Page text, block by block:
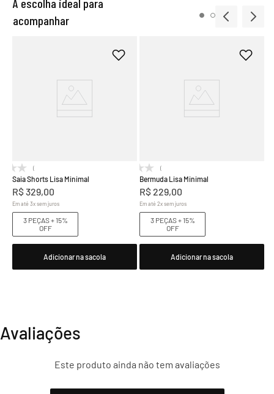
A escolha ideal para
acompanhar
(0)
Saia Shorts Lisa Minimal
R$329,00
Em até3xsem juros
3 PEÇAS + 15%
OFF
Adicionar na sacola
(0)
Bermuda Lisa Minimal
R$229,00
Em até2xsem juros
3 PEÇAS + 15%
OFF
Adicionar na sacola
Avaliações
Este produto ainda não tem avaliações